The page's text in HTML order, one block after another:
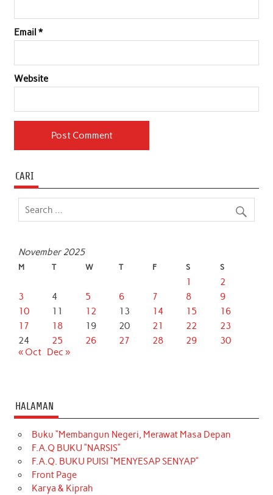
Email *
Website
CARI
November 2025
M T W T F S S
1
2
3
4 5 6 7 8
9
10
11 12 13 14 15
16
17
18 19 20 21 22
23
24
25 26 27 28 29
30
« Oct Dec »
HALAMAN
Buku “Membangun Negeri, Merawat Masa Depan
F.A.Q BUKU “NARSIS”
F.A.Q. BUKU PUISI “MENYESAP SENYAP”
Front Page
Karya & Kiprah